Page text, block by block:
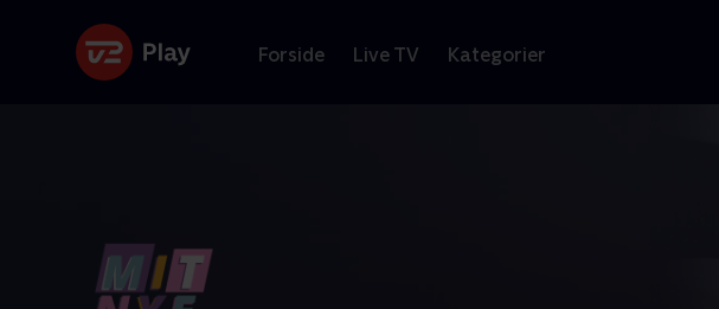
Forside Live TV Kategorier